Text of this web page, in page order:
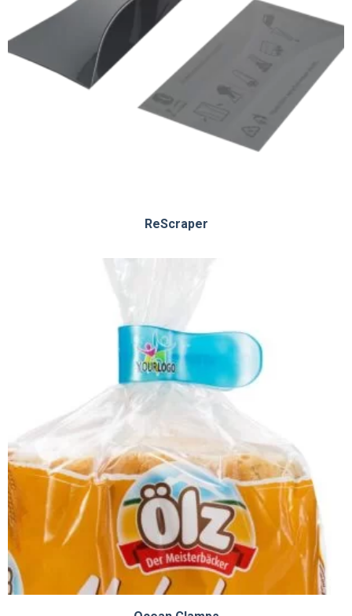
ReScraper